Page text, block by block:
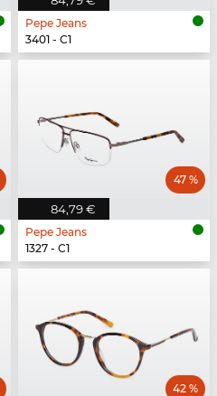
Pepe Jeans
3401 - C1
84,79 €
47 %
Pepe Jeans
1327 - C1
42 %